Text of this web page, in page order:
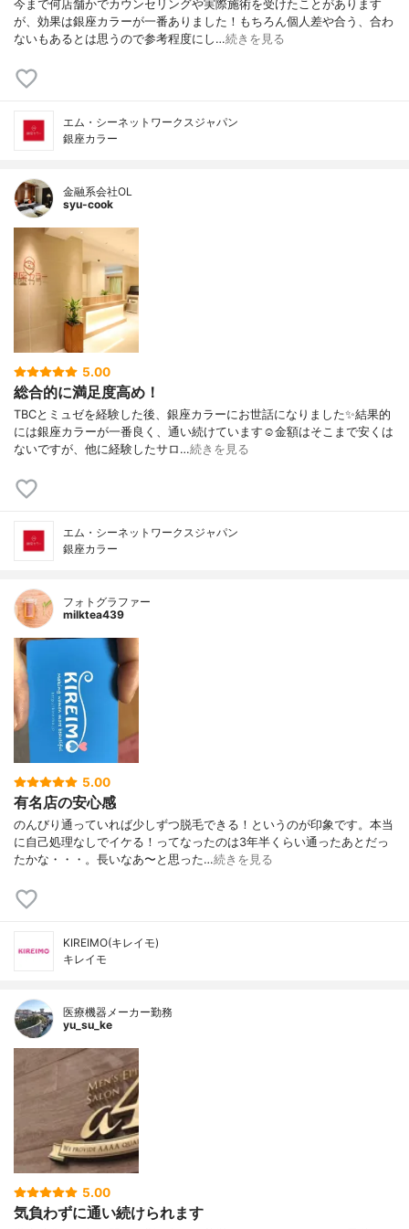
今まで何店舗かでカウンセリングや実際施術を受けたことがあります
が、効果は銀座カラーが一番ありました！もちろん個人差や合う、合わ
ないもあるとは思うので参考程度にし…続きを見る
エム・シーネットワークスジャパン
銀座カラー
金融系会社OL
syu-cook
5.00
総合的に満足度高め！
TBCとミュゼを経験した後、銀座カラーにお世話になりました✨結果的
には銀座カラーが一番良く、通い続けています☺️金額はそこまで安くは
ないですが、他に経験したサロ…続きを見る
エム・シーネットワークスジャパン
銀座カラー
フォトグラファー
milktea439
5.00
有名店の安心感
のんびり通っていれば少しずつ脱毛できる！というのが印象です。本当
に自己処理なしでイケる！ってなったのは3年半くらい通ったあとだっ
たかな・・・。長いなあ〜と思った…続きを見る
KIREIMO(キレイモ)
キレイモ
医療機器メーカー勤務
yu_su_ke
5.00
気負わずに通い続けられます